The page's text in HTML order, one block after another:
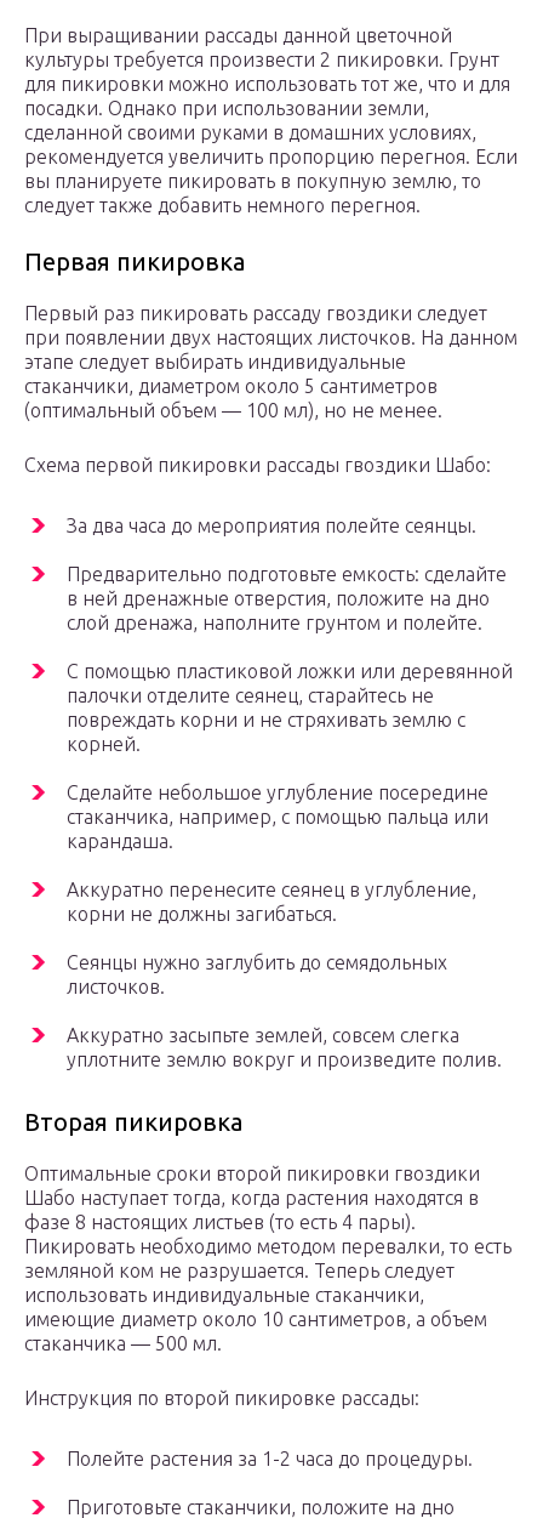
При выращивании рассады данной цветочной
культуры требуется произвести 2 пикировки. Грунт
для пикировки можно использовать тот же, что и для
посадки. Однако при использовании земли,
сделанной своими руками в домашних условиях,
рекомендуется увеличить пропорцию перегноя. Если
вы планируете пикировать в покупную землю, то
следует также добавить немного перегноя.
Первая пикировка
Первый раз пикировать рассаду гвоздики следует
при появлении двух настоящих листочков. На данном
этапе следует выбирать индивидуальные
стаканчики, диаметром около 5 сантиметров
(оптимальный объем — 100 мл), но не менее.
Схема первой пикировки рассады гвоздики Шабо:
За два часа до мероприятия полейте сеянцы.
Предварительно подготовьте емкость: сделайте
в ней дренажные отверстия, положите на дно
слой дренажа, наполните грунтом и полейте.
С помощью пластиковой ложки или деревянной
палочки отделите сеянец, старайтесь не
повреждать корни и не стряхивать землю с
корней.
Сделайте небольшое углубление посередине
стаканчика, например, с помощью пальца или
карандаша.
Аккуратно перенесите сеянец в углубление,
корни не должны загибаться.
Сеянцы нужно заглубить до семядольных
листочков.
Аккуратно засыпьте землей, совсем слегка
уплотните землю вокруг и произведите полив.
Вторая пикировка
Оптимальные сроки второй пикировки гвоздики
Шабо наступает тогда, когда растения находятся в
фазе 8 настоящих листьев (то есть 4 пары).
Пикировать необходимо методом перевалки, то есть
земляной ком не разрушается. Теперь следует
использовать индивидуальные стаканчики,
имеющие диаметр около 10 сантиметров, а объем
стаканчика — 500 мл.
Инструкция по второй пикировке рассады:
Полейте растения за 1-2 часа до процедуры.
Приготовьте стаканчики, положите на дно